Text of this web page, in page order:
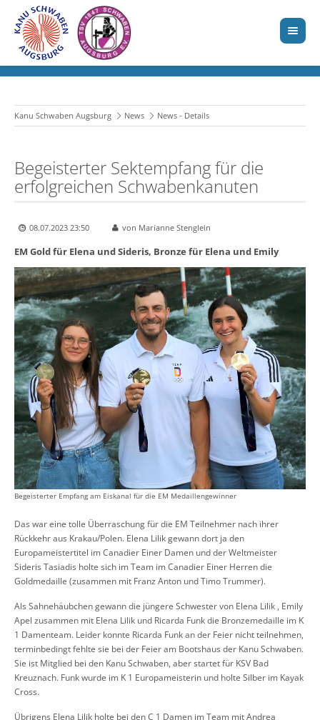
Kanu Schwaben Augsburg News News - Details
Begeisterter Sektempfang für die
erfolgreichen Schwabenkanuten
08.07.2023 23:50 von Marianne Stenglein
EM Gold für Elena und Sideris, Bronze für Elena und Emily
Begeisterter Empfang am Eiskanal für die EM Medaillengewinner
Das war eine tolle Überraschung für die EM Teilnehmer nach ihrer
Rückkehr aus Krakau/Polen. Elena Lilik gewann dort ja den
Europameistertitel im Canadier Einer Damen und der Weltmeister
Sideris Tasiadis holte sich im Team im Canadier Einer Herren die
Goldmedaille (zusammen mit Franz Anton und Timo Trummer).
Als Sahnehäubchen gewann die jüngere Schwester von Elena Lilik , Emily
Apel zusammen mit Elena Lilik und Ricarda Funk die Bronzemedaille im K
1 Damenteam. Leider konnte Ricarda Funk an der Feier nicht teilnehmen,
terminbedingt fehlte sie bei der Feier am Bootshaus der Kanu Schwaben.
Sie ist Mitglied bei den Kanu Schwaben, aber startet für KSV Bad
Kreuznach. Funk wurde im K 1 Europameisterin und holte Silber im Kayak
Cross.
Übrigens Elena Lilik holte bei den C 1 Damen im Team mit Andrea